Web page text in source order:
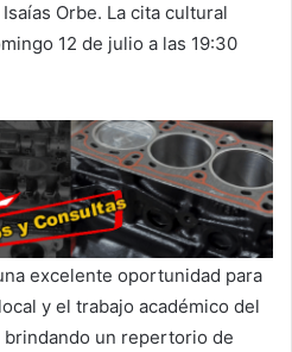
Orbe. La cita cultural
12 de julio a las 19:30
excelente oportunidad para
y el trabajo académico del
un repertorio de